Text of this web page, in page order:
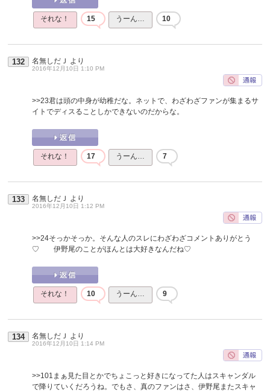
それな！ 15 うーん… 10
132 名無しだＪ より
2016年12月10日 1:10 PM
>>23君は頭の中身が幼稚だな。ネットで、わざわざファンが集まるサ
イトでディスることしかできないのだからな。
それな！ 17 うーん… 7
133 名無しだＪ より
2016年12月10日 1:12 PM
>>24そっかそっか。そんな人のスレにわざわざコメントありがとう
♡ 伊野尾のことがほんとは大好きなんだね♡
それな！ 10 うーん… 9
134 名無しだＪ より
2016年12月10日 1:14 PM
>>101 まぁ見た目とかでちょこっと好きになってた人はスキャンダル
で降りていくだろうね。でもさ、真のファンはさ、伊野尾またスキャ